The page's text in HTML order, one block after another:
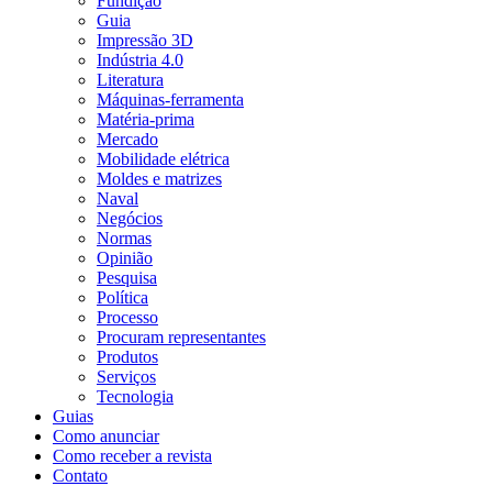
Guia
Impressão 3D
Indústria 4.0
Literatura
Máquinas-ferramenta
Matéria-prima
Mercado
Mobilidade elétrica
Moldes e matrizes
Naval
Negócios
Normas
Opinião
Pesquisa
Política
Processo
Procuram representantes
Produtos
Serviços
Tecnologia
Guias
Como anunciar
Como receber a revista
Contato